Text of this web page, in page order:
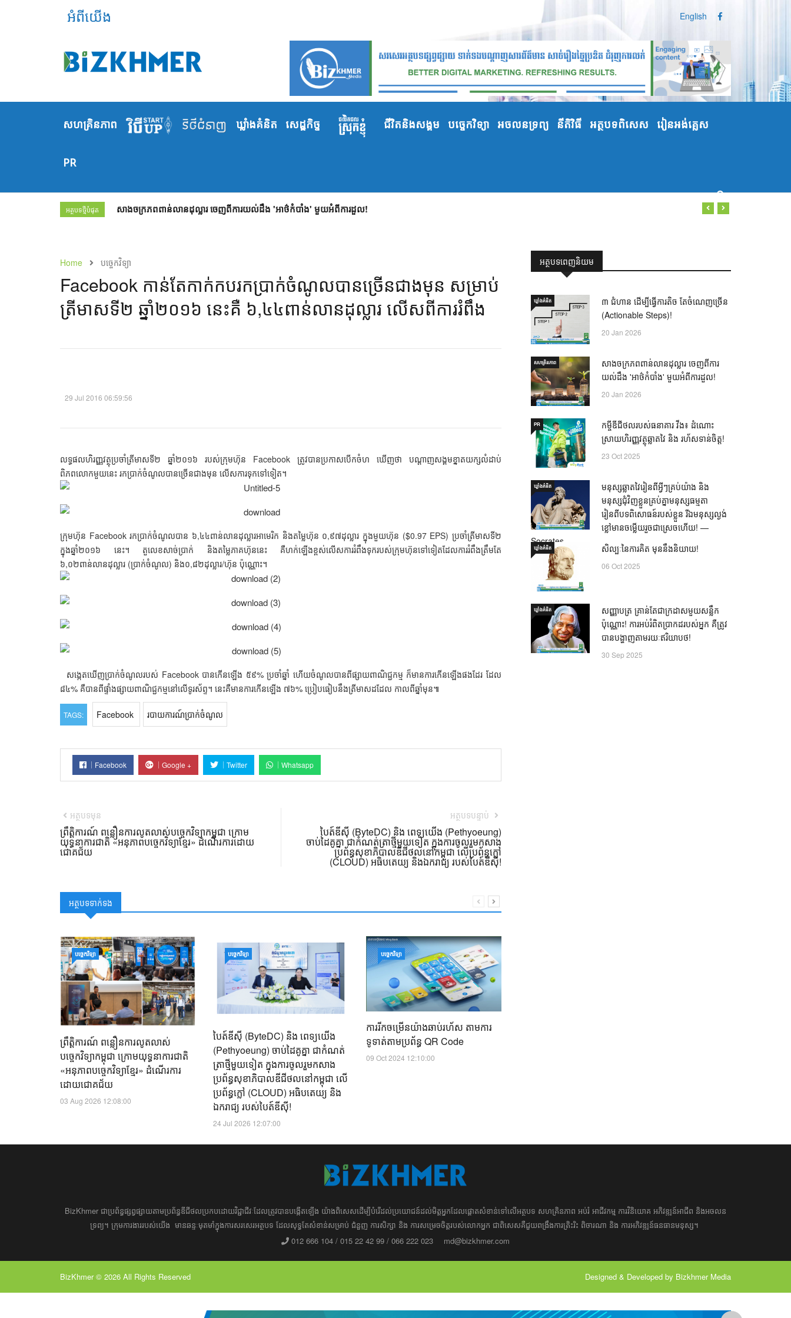
អំពីយើង English
សហគ្រិនភាព ឃ្លាំង​គំនិត សេដ្ឋកិច្ច ជីវិតនិងសង្គម បច្ចេកវិទ្យា អចលនទ្រព្យ នីតិវិធី អត្ថបទពិសេស រៀនអង់គ្លេស
PR
អត្ថបទថ្មីបំផុត សាងចក្រភពពាន់លានដុល្លារ ចេញពីការយល់ដឹង 'អាថ៌កំបាំង' មួយអំពីការដួល!
Home បច្ចេកវិទ្យា
Facebook កាន់តែ​កាក់​កប​រក​ប្រាក់​ចំណូល​​បាន​ច្រើន​ជាង​មុន សម្រាប់​
ត្រីមាស​ទី២ ឆ្នាំ២០១៦ នេះ​គឺ ៦,៤៤ពាន់លានដុល្លារ​ លើស​ពីកា​រ​រំពឹង​
29 Jul 2016 06:59:56
លទ្ធផលហិរញ្ញវត្ថុប្រចាំត្រីមាសទី២ ឆ្នាំ២០១៦ របស់ក្រុមហ៊ុន Facebook ត្រូវបានប្រកាសបើកចំហ ឃើញថា បណ្ដាញសង្គមខ្នាតយក្សលំដាប់
ពិភពលោកមួយនេះ រកប្រាក់ចំណូលបានច្រើនជាងមុន លើសការទុកទៅទៀត។
ក្រុមហ៊ុន Facebook រកប្រាក់ចំណូលបាន ៦,៤៤ពាន់លានដុល្លារអាមេរិក និងតម្លៃហ៊ុន ០,៩៧ដុល្លារ ក្នុងមួយហ៊ុន ($0.97 EPS) ប្រចាំត្រីមាសទី២
ក្នុងឆ្នាំ២០១៦ នេះ។ តួលេខសាច់ប្រាក់ និងតម្លៃភាគហ៊ុននេះ គឺហក់ឡើងខ្ពស់លើសការរំពឹងទុករបស់ក្រុមហ៊ុនទៅទៀតដែលការរំពឹងត្រឹមតែ
៦,០២ពាន់លានដុល្លារ (ប្រាក់ចំណូល) និង០,៨២ដុល្លារ/ហ៊ុន ប៉ុណ្ណោះ។
សង្កេតឃើញប្រាក់ចំណូលរបស់ Facebook បានកើនឡើង ៥៩% ប្រចាំឆ្នាំ ហើយចំណូលបានពីផ្សាយពាណិជ្ជកម្ម ក៏មានការកើនឡើងផងដែរ ដែល
៨៤% គឺបានពីផ្ទាំងផ្សាយពាណិជ្ជកម្មនៅលើទូរស័ព្ទ។ នេះគឺមានការកើនឡើង ៧៦% ប្រៀបធៀបនឹងត្រីមាសដដែល កាលពីឆ្នាំមុន៕
TAGS: Facebook របាយការណ៍ប្រាក់ចំណូល
Facebook Google + Twitter Whatsapp
អត្ថបទមុន
ព្រឹត្តិការណ៍ ពន្លឿនការលូតលាស់បច្ចេកវិទ្យាកម្ពុជា ក្រោម
យុទ្ធនាការជាតិ «អនុភាពបច្ចេកវិទ្យាខ្មែរ» ដំណើរការដោយ
ជោគជ័យ
អត្ថបទបន្ទាប់
បៃត៍ឌីស៊ី (ByteDC) និង ពេទ្យយើង (Pethyoeung)
ចាប់ដៃគូគ្នា ជាកំណត់ត្រាថ្មីមួយទៀត ក្នុងការចូលរួមកសាង
ប្រព័ន្ធសុខាភិបាលឌីជីថល​នៅកម្ពុជា លើប្រព័ន្ធក្លៅ
(CLOUD) អធិបតេយ្យ និងឯករាជ្យ របស់បៃត៍ឌីស៊ី!
អត្ថបទទាក់ទង
បច្ចេកវិទ្យា
ព្រឹត្តិការណ៍ ពន្លឿនការលូតលាស់
បច្ចេកវិទ្យាកម្ពុជា ក្រោមយុទ្ធនាការជាតិ
«អនុភាពបច្ចេកវិទ្យាខ្មែរ» ដំណើរការ
ដោយជោគជ័យ
03 Aug 2026 12:08:00
បច្ចេកវិទ្យា
បៃត៍ឌីស៊ី (ByteDC) និង ពេទ្យយើង
(Pethyoeung) ចាប់ដៃគូគ្នា ជាកំណត់
ត្រាថ្មីមួយទៀត ក្នុងការចូលរួមកសាង
ប្រព័ន្ធសុខាភិបាលឌីជីថល​នៅកម្ពុជា លើ
ប្រព័ន្ធក្លៅ (CLOUD) អធិបតេយ្យ និង
ឯករាជ្យ របស់បៃត៍ឌីស៊ី!
24 Jul 2026 12:07:00
បច្ចេកវិទ្យា
ការរីកចម្រើនយ៉ាងឆាប់រហ័ស​ តាមការ
ទូទាត់តាមប្រព័ន្ធ QR Code
09 Oct 2024 12:10:00
អត្ថបទពេញនិយម
ឃ្លាំង​គំនិត
៣ ជំហាន ដើម្បីធ្វើការតិច តែចំណេញច្រើន
(Actionable Steps)!
20 Jan 2026
សហគ្រិនភាព
សាងចក្រភពពាន់លានដុល្លារ ចេញពីការ
យល់ដឹង 'អាថ៌កំបាំង' មួយអំពីការដួល!
20 Jan 2026
PR
កម្ចីឌីជីថលរបស់ធនាគារ វីង៖ ដំណោះ
ស្រាយហិរញ្ញវត្ថុឆ្លាតវៃ និង រហ័សទាន់ចិត្ត!
23 Oct 2025
ឃ្លាំង​គំនិត
មនុស្សឆ្លាតវៃរៀនពីអ្វីៗគ្រប់យ៉ាង និង
មនុស្សជុំវិញខ្លួនគ្រប់គ្នាមនុស្សធម្មតា
រៀនពីបទពិសោធន៍របស់ខ្លួន រីឯមនុស្សល្ងង់
ខ្លៅមានចម្លើយរួចជាស្រេចហើយ! —
Socrates
21 Oct 2025
ឃ្លាំង​គំនិត សិល្បៈនៃការគិត មុននឹងនិយាយ!
06 Oct 2025
ឃ្លាំង​គំនិត
សញ្ញាបត្រ គ្រាន់តែជាក្រដាសមួយសន្លឹក
ប៉ុណ្ណោះ! ការអប់រំពិតប្រាកដរបស់អ្នក គឺត្រូវ
បានបង្ហាញតាមរយៈឥរិយាបថ!
30 Sep 2025
BizKhmer ​ជា​​ប្រព័ន្ធ​ផ្សព្វផ្សាយ​តាម​ប្រព័ន្ធ​ឌីជីថល​​​ប្រកប​ដោយ​វិជ្ជាជីវៈ​ដែល​​​ត្រូវ​បាន​បង្កើតឡើង យ៉ាង​ពិសេស​​ដើម្បី​បំរើ​ដល់​ប្រយោជន៍​​​ដល់​មិត្ត​អ្នក​ដែល​ផ្ដោត​សំខាន់​ទៅ​លើ​អត្ថបទ​ សហគ្រិន​ភាព អប់រំ ​​អាជីវកម្ម​ ​ការ​វិនិយោគ​ ​អភិវឌ្ឍន៍​អាជីព​ និង​អចលន
ទ្រព្យ។ ​ក្រុម​​ការងារ​របស់​យើង​ ​​ មាន​ឆន្ទៈ​​មុតមាំ​​​ក្នុង​​ការ​សរសេរ​​អត្ថបទ​​ ដែល​សុទ្ធតែ​សំខាន់​សម្រាប់​ ជំនួញ​ ការសិក្សា​ ​និង ការ​សម្រេច​ចិត្ត​របស់​​លោក​អ្នក​ ជាពិសេស​​គឺ​​ជួយ​ពង្រឹង​ការ​ត្រិះរិះ ពិចារណា​ ​និង ​ការអភិវឌ្ឍន៍​ធនធាន​មនុស្ស។ ​​​​
012 666 104 / 015 22 42 99 / 066 222 023
md@bizkhmer.com
BizKhmer © 2026 All Rights Reserved Designed & Developed by Bizkhmer Media